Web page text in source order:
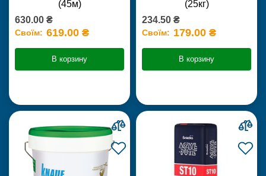
(45м)
630.00 ₴
Своїм: 619.00 ₴
В корзину
(25кг)
234.50 ₴
Своїм: 179.00 ₴
В корзину